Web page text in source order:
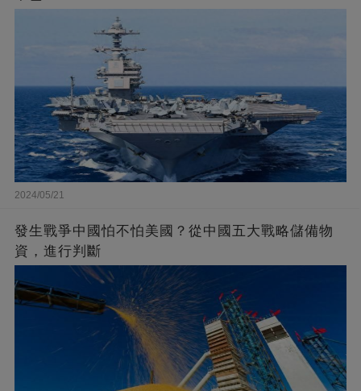
2024/05/21
發生戰爭中國怕不怕美國？從中國五大戰略儲備物
資，進行判斷